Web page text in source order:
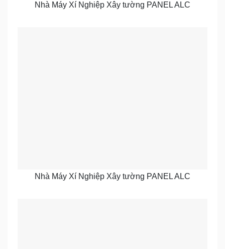
Nhà Máy Xí Nghiệp Xây tường PANEL ALC
Nhà Máy Xí Nghiệp Xây tường PANEL ALC